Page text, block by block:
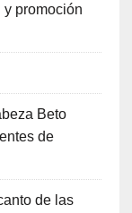
y promoción
Beto
de
de las